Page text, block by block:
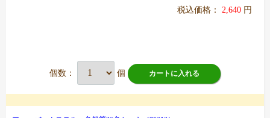
税込価格： 2,640 円
個数： 個 カートに入れる